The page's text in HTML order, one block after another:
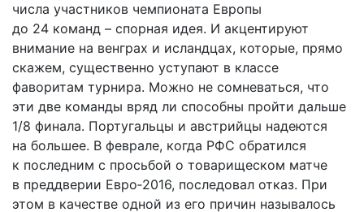
числа участников чемпионата Европы
до 24 команд – спорная идея. И акцентируют
внимание на венграх и исландцах, которые, прямо
скажем, существенно уступают в классе
фаворитам турнира. Можно не сомневаться, что
эти две команды вряд ли способны пройти дальше
1/8 финала. Португальцы и австрийцы надеются
на большее. В феврале, когда РФС обратился
к последним с просьбой о товарищеском матче
в преддверии Евро‑2016, последовал отказ. При
этом в качестве одной из его причин называлось